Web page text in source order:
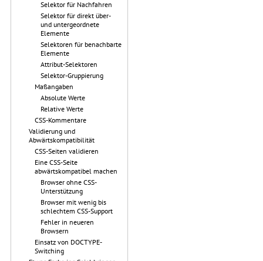
Selektor für Nachfahren
Selektor für direkt über-
und untergeordnete
Elemente
Selektoren für benachbarte
Elemente
Attribut-Selektoren
Selektor-Gruppierung
Maßangaben
Absolute Werte
Relative Werte
CSS-Kommentare
Validierung und
Abwärtskompatibilität
CSS-Seiten validieren
Eine CSS-Seite
abwärtskompatibel machen
Browser ohne CSS-
Unterstützung
Browser mit wenig bis
schlechtem CSS-Support
Fehler in neueren
Browsern
Einsatz von DOCTYPE-
Switching